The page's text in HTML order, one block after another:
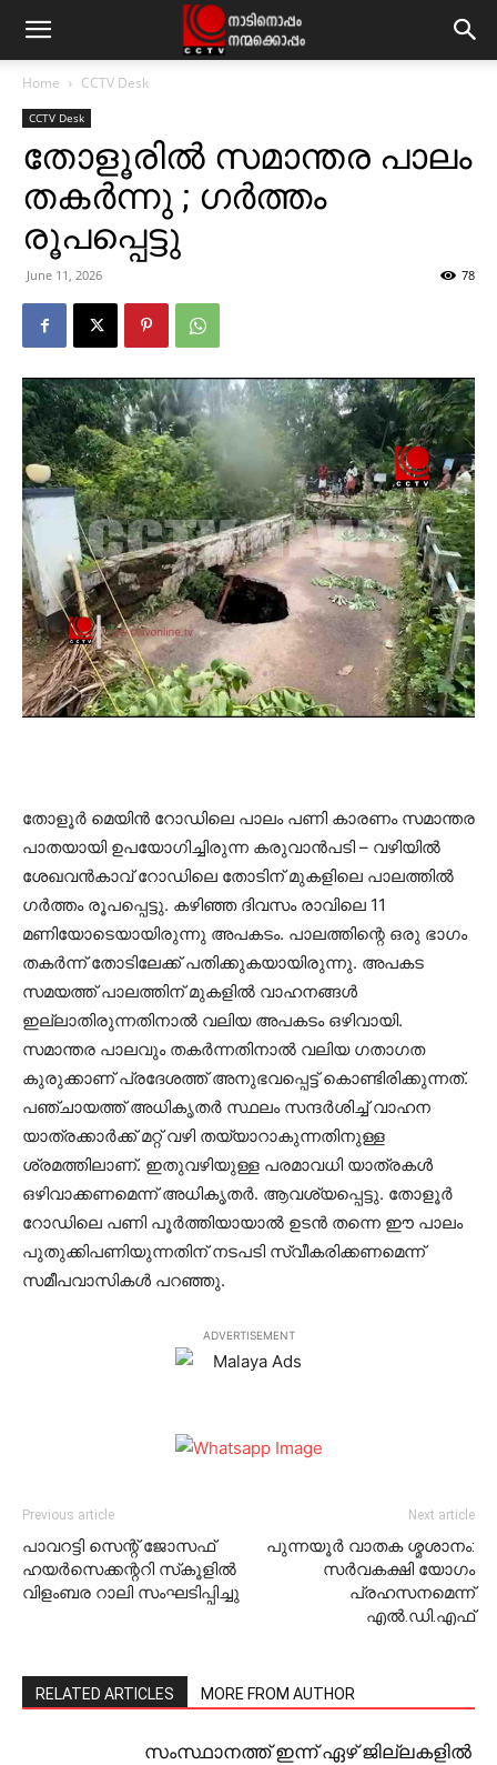
Home CCTV Desk
CCTV Desk
തോളൂരില്‍ സമാന്തര പാലം
തകര്‍ന്നു ; ഗര്‍ത്തം
രൂപപ്പെട്ടു
June 11, 2026 78
തോളൂര്‍ മെയിന്‍ റോഡിലെ പാലം പണി കാരണം സമാന്തര
പാതയായി ഉപയോഗിച്ചിരുന്ന കരുവാന്‍പടി – വഴിയില്‍
ശേഖവന്‍കാവ് റോഡിലെ തോടിന് മുകളിലെ പാലത്തില്‍
ഗര്‍ത്തം രൂപപ്പെട്ടു. കഴിഞ്ഞ ദിവസം രാവിലെ 11
മണിയോടെയായിരുന്നു അപകടം. പാലത്തിന്റെ ഒരു ഭാഗം
തകര്‍ന്ന് തോടിലേക്ക് പതിക്കുകയായിരുന്നു. അപകട
സമയത്ത് പാലത്തിന് മുകളില്‍ വാഹനങ്ങള്‍
ഇല്ലാതിരുന്നതിനാല്‍ വലിയ അപകടം ഒഴിവായി.
സമാന്തര പാലവും തകര്‍ന്നതിനാല്‍ വലിയ ഗതാഗത
കുരുക്കാണ് പ്രദേശത്ത് അനുഭവപ്പെട്ട് കൊണ്ടിരിക്കുന്നത്.
പഞ്ചായത്ത് അധികൃതര്‍ സ്ഥലം സന്ദര്‍ശിച്ച് വാഹന
യാത്രക്കാര്‍ക്ക് മറ്റ് വഴി തയ്യാറാകുന്നതിനുള്ള
ശ്രമത്തിലാണ്. ഇതുവഴിയുള്ള പരമാവധി യാത്രകള്‍
ഒഴിവാക്കണമെന്ന് അധികൃതര്‍. ആവശ്യപ്പെട്ടു. തോളൂര്‍
റോഡിലെ പണി പൂര്‍ത്തിയായാല്‍ ഉടന്‍ തന്നെ ഈ പാലം
പുതുക്കിപണിയുന്നതിന് നടപടി സ്വീകരിക്കണമെന്ന്
സമീപവാസികള്‍ പറഞ്ഞു.
ADVERTISEMENT
Previous article
പാവറട്ടി സെന്റ് ജോസഫ്
ഹയര്‍സെക്കന്ററി സ്‌കൂളില്‍
വിളംബര റാലി സംഘടിപ്പിച്ചു
Next article
പുന്നയൂര്‍ വാതക ശ്മശാനം:
സര്‍വകക്ഷി യോഗം
പ്രഹസനമെന്ന്
എല്‍.ഡി.എഫ്
RELATED ARTICLES MORE FROM AUTHOR
സംസ്ഥാനത്ത് ഇന്ന് ഏഴ് ജില്ലകളില്‍